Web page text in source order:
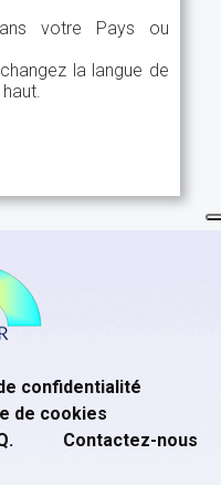
votre Pays ou
la langue de
confidentialité
de cookies
Contactez-nous